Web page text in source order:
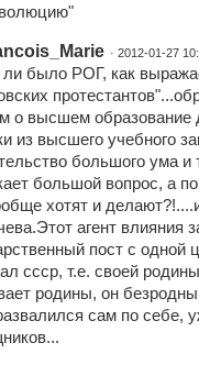
· 2012-01-27
ли было РОГ, как
о высшем образование
из высшего учебного
большого ума и
большой вопрос, а
хотят и
агент
пост с
ссср, т.е. своей
родины, он
сам по себе,